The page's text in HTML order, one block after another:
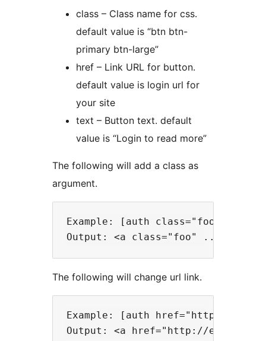
class – Class name for css.
default value is “btn btn-
primary btn-large”
href – Link URL for button.
default value is login url for
your site
text – Button text. default
value is “Login to read more”
The following will add a class as
argument.
Example: [auth class="foo"]
The following will change url link.
Example: [auth href="http://